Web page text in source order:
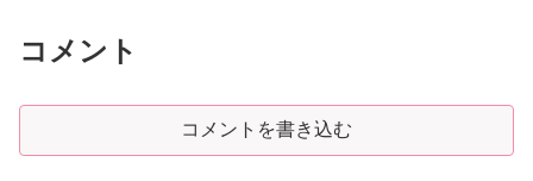
コメント
コメントを書き込む